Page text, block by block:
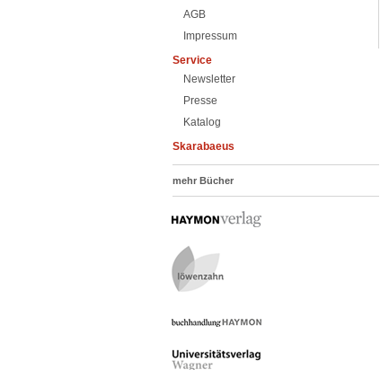
AGB
Impressum
Service
Newsletter
Presse
Katalog
Skarabaeus
mehr Bücher